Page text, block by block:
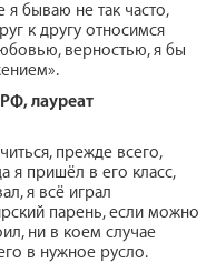
я бываю не так часто,
к другу относимся
верностью, я бы
лауреат
прежде всего,
я пришёл в его класс,
я всё играл
парень, если можно
ни в коем случае
в нужное русло.